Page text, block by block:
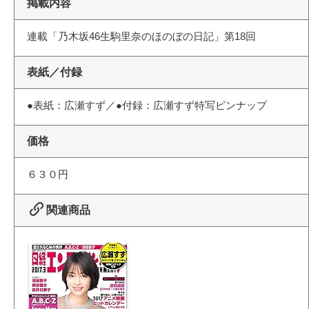
掲載内容
連載「乃木坂46生駒里奈のほのぼの日記」第18回
表紙／付録
●表紙：広瀬すず／●付録：広瀬すず特写ピンナップ
価格
６３０円
関連商品